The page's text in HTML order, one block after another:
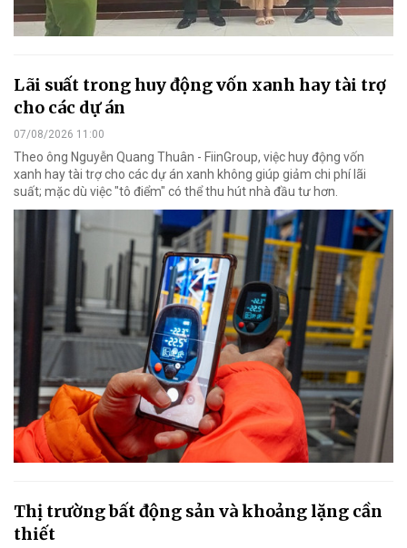
Lãi suất trong huy động vốn xanh hay tài trợ
cho các dự án
07/08/2026 11:00
Theo ông Nguyễn Quang Thuân - FiinGroup, việc huy động vốn
xanh hay tài trợ cho các dự án xanh không giúp giảm chi phí lãi
suất; mặc dù việc "tô điểm" có thể thu hút nhà đầu tư hơn.
Thị trường bất động sản và khoảng lặng cần
thiết